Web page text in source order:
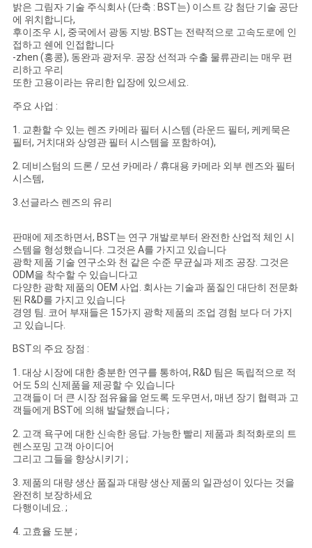
밝은 그림자 기술 주식회사 (단축 : BST는) 이스트 강 첨단 기술 공단
에 위치합니다,
후이조우 시, 중국에서 광동 지방. BST는 전략적으로 고속도로에 인
접하고 쉔에 인접합니다
-zhen (홍콩), 동완과 광저우. 공장 선적과 수출 물류관리는 매우 편
리하고 우리
또한 고용이라는 유리한 입장에 있으세요.
주요 사업 :
1. 교환할 수 있는 렌즈 카메라 필터 시스템 (라운드 필터, 케케묵은
필터, 거치대와 상영관 필터 시스템을 포함하여),
2. 데비스텀의 드론 / 모션 카메라 / 휴대용 카메라 외부 렌즈와 필터
시스템,
3.선글라스 렌즈의 유리
판매에 제조하면서, BST는 연구 개발로부터 완전한 산업적 체인 시
스템을 형성했습니다. 그것은 A를 가지고 있습니다
광학 제품 기술 연구소와 천 같은 수준 무균실과 제조 공장. 그것은
ODM을 착수할 수 있습니다고
다양한 광학 제품의 OEM 사업. 회사는 기술과 품질인 대단히 전문화
된 R&D를 가지고 있습니다
경영 팀. 코어 부재들은 15가지 광학 제품의 조업 경험 보다 더 가지
고 있습니다.
BST의 주요 장점 :
1. 대상 시장에 대한 충분한 연구를 통하여, R&D 팀은 독립적으로 적
어도 5의 신제품을 제공할 수 있습니다
고객들이 더 큰 시장 점유율을 얻도록 도우면서, 매년 장기 협력과 고
객들에게 BST에 의해 발달했습니다 ;
2. 고객 욕구에 대한 신속한 응답. 가능한 빨리 제품과 최적화로의 트
렌스포밍 고객 아이디어
그리고 그들을 향상시키기 ;
3. 제품의 대량 생산 품질과 대량 생산 제품의 일관성이 있다는 것을
완전히 보장하세요
다행이네요. ;
4. 고효율 도분 ;